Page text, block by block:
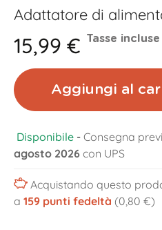
Adattatore di
15,99 € Tasse incluse
Aggiungi al
Disponibile - Consegna
agosto 2026 con UPS
Acquistando questo
a 159 punti fedeltà (0,80 €)